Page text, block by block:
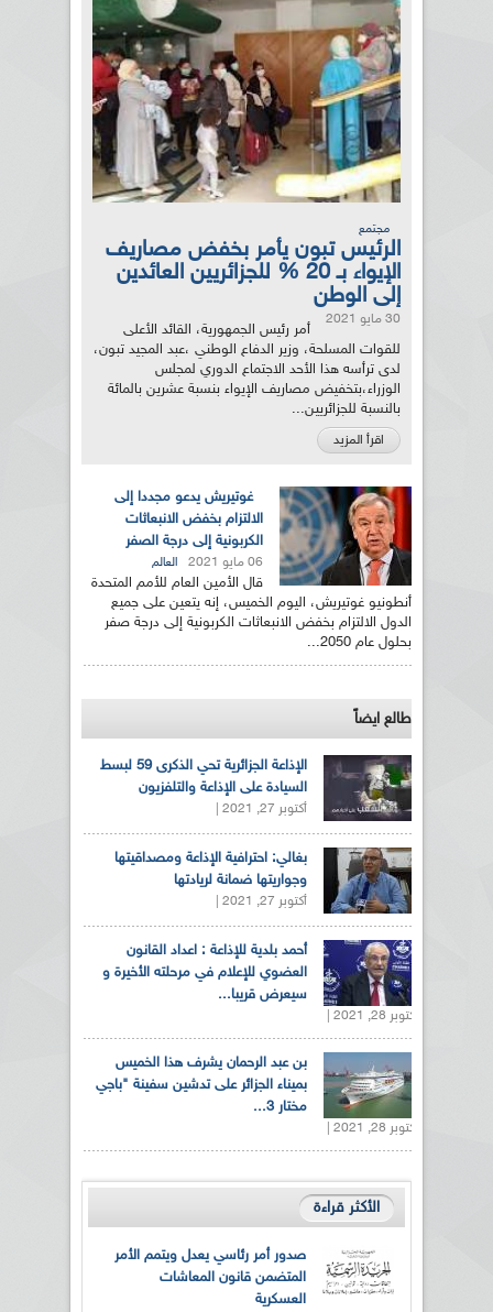
مجتمع
الرئيس تبون يأمر بخفض مصاريف
الإيواء بـ 20 % للجزائريين العائدين
إلى الوطن
30 مايو 2021
أمر رئيس الجمهورية، القائد الأعلى
للقوات المسلحة، وزير الدفاع الوطني ،عبد المجيد تبون،
لدى ترأسه هذا الأحد الاجتماع الدوري لمجلس
الوزراء،بتخفيض مصاريف الإيواء بنسبة عشرين بالمائة
بالنسبة للجزائريين...
اقرأ المزيد
غوتيريش يدعو مجددا إلى
الالتزام بخفض الانبعاثات
الكربونية إلى درجة الصفر
06 مايو 2021 العالم
قال الأمين العام للأمم المتحدة
أنطونيو غوتيريش، اليوم الخميس، إنه يتعين على جميع
الدول الالتزام بخفض الانبعاثات الكربونية إلى درجة صفر
بحلول عام 2050...
طالع ايضاً
الإذاعة الجزائرية تحي الذكرى 59 لبسط
السيادة على الإذاعة والتلفزيون
أكتوبر 27, 2021 |
بغالي: احترافية الإذاعة ومصداقيتها
وجواريتها ضمانة لريادتها
أكتوبر 27, 2021 |
أحمد بلدية للإذاعة : اعداد القانون
العضوي للإعلام في مرحلته الأخيرة و
سيعرض قريبا...
أكتوبر 28, 2021 |
بن عبد الرحمان يشرف هذا الخميس
بميناء الجزائر على تدشين سفينة "باجي
مختار 3...
أكتوبر 28, 2021 |
الأكثر قراءة
صدور أمر رئاسي يعدل ويتمم الأمر
المتضمن قانون المعاشات
العسكرية